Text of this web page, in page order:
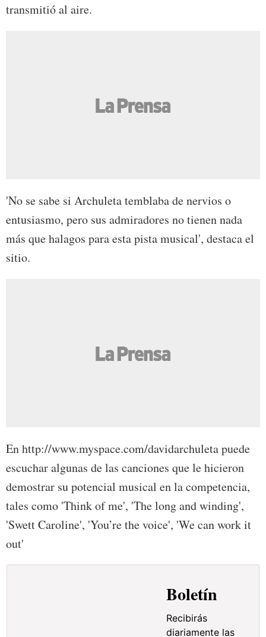
transmitió al aire.
'No se sabe si Archuleta temblaba de nervios o
entusiasmo, pero sus admiradores no tienen nada
más que halagos para esta pista musical', destaca el
sitio.
En http://www.myspace.com/davidarchuleta puede
escuchar algunas de las canciones que le hicieron
demostrar su potencial musical en la competencia,
tales como 'Think of me', 'The long and winding',
'Swett Caroline', 'You’re the voice', 'We can work it
out'
Boletín
Recibirás
diariamente las